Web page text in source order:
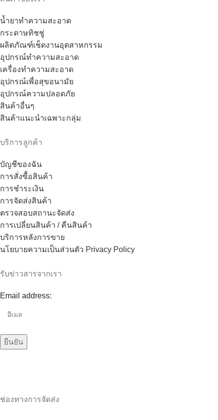
น้ำยาทำความสะอาด
กระดาษทิชชู่
ผลิตภัณฑ์เช็ดงานอุตสาหกรรม
อุปกรณ์ทำความสะอาด
เครื่องทำความสะอาด
อุปกรณ์เพื่อสุขอนามัย
อุปกรณ์ความปลอดภัย
สินค้าอื่นๆ
สินค้าแนะนำเฉพาะกลุ่ม
บริการลูกค้า
บัญชีของฉัน
การสั่งซื้อสินค้า
การชำระเงิน
การจัดส่งสินค้า
ตรวจสอบสถานะจัดส่ง
การเปลี่ยนสินค้า / คืนสินค้า
บริการหลังการขาย
นโยบายความเป็นส่วนตัว Privacy Policy
รับข่าวสารจากเรา
Email address:
ช่องทางการจัดส่ง